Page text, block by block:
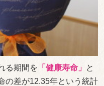
る期間を 「健康寿命」 と
の差が12.35年という統計